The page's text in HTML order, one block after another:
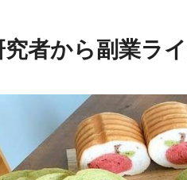
者から副業ラ